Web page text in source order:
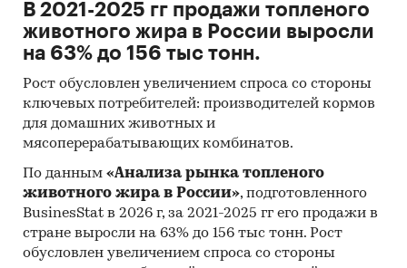
крупнейший покупатель - ООО `HOLOS`
Данные игроков ВЭД:
информация об участниках ВЭД с объемами
поставок:
- Рейтинг крупнейших российских импортеров
и зарубежных поставщиков
- Рейтинг ведущих российских экспортеров и
зарубежных покупателей
Единицы измерения:
Количественные показатели в отчете
В 2021-2025 гг продажи топленого
животного жира в России выросли
на 63% до 156 тыс тонн.
Рост обусловлен увеличением спроса со стороны
ключевых потребителей: производителей кормов
для домашних животных и
мясоперерабатывающих комбинатов.
По данным «Анализа рынка топленого
животного жира в России», подготовленного
BusinesStat в 2026 г, за 2021-2025 гг его продажи в
стране выросли на 63% до 156 тыс тонн. Рост
обусловлен увеличением спроса со стороны